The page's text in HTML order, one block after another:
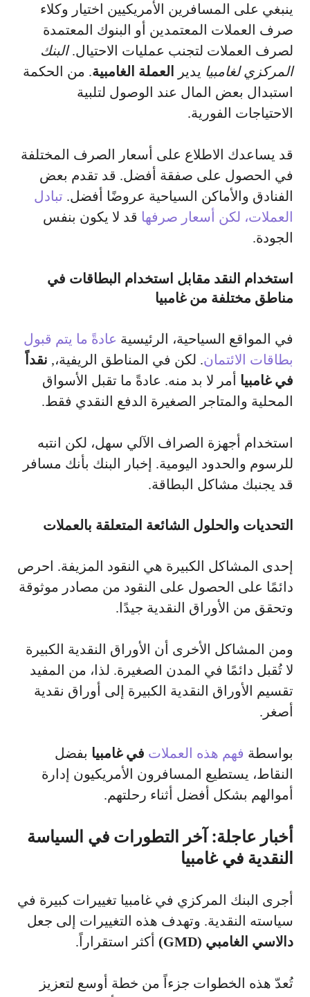
ينبغي على المسافرين الأمريكيين اختيار وكلاء
صرف العملات المعتمدين أو البنوك المعتمدة
لصرف العملات لتجنب عمليات الاحتيال.البنك
المركزي لغامبيا يدير العملة الغامبية. من الحكمة
استبدال بعض المال عند الوصول لتلبية
الاحتياجات الفورية.
قد يساعدك الاطلاع على أسعار الصرف المختلفة
في الحصول على صفقة أفضل. قد تقدم بعض
الفنادق والأماكن السياحية عروضًا أفضل. تبادل
العملات، لكن أسعار صرفها قد لا يكون بنفس
الجودة.
استخدام النقد مقابل استخدام البطاقات في
مناطق مختلفة من غامبيا
في المواقع السياحية، الرئيسية عادةً ما يتم قبول
بطاقات الائتمان. لكن في المناطق الريفية،, نقداً
في غامبيا أمر لا بد منه. عادةً ما تقبل الأسواق
المحلية والمتاجر الصغيرة الدفع النقدي فقط.
استخدام أجهزة الصراف الآلي سهل، لكن انتبه
للرسوم والحدود اليومية. إخبار البنك بأنك مسافر
قد يجنبك مشاكل البطاقة.
التحديات والحلول الشائعة المتعلقة بالعملات
إحدى المشاكل الكبيرة هي النقود المزيفة. احرص
دائمًا على الحصول على النقود من مصادر موثوقة
وتحقق من الأوراق النقدية جيدًا.
ومن المشاكل الأخرى أن الأوراق النقدية الكبيرة
لا تُقبل دائمًا في المدن الصغيرة. لذا، من المفيد
تقسيم الأوراق النقدية الكبيرة إلى أوراق نقدية
أصغر.
بواسطة فهم هذه العملات في غامبيا بفضل
النقاط، يستطيع المسافرون الأمريكيون إدارة
أموالهم بشكل أفضل أثناء رحلتهم.
أخبار عاجلة: آخر التطورات في السياسة
النقدية في غامبيا
أجرى البنك المركزي في غامبيا تغييرات كبيرة في
سياسته النقدية. وتهدف هذه التغييرات إلى جعل
دالاسي الغامبي (GMD)
أكثر استقراراً.
تُعدّ هذه الخطوات جزءاً من خطة أوسع لتعزيز